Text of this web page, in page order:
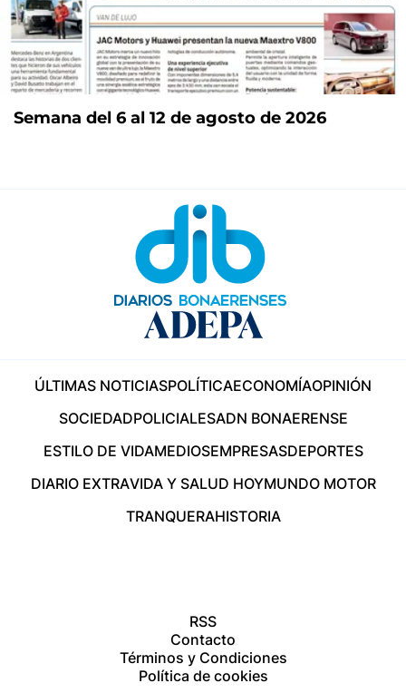
Semana del 6 al 12 de agosto de 2026
ÚLTIMAS NOTICIASPOLÍTICAECONOMÍAOPINIÓN
SOCIEDADPOLICIALESADN BONAERENSE
ESTILO DE VIDAMEDIOSEMPRESASDEPORTES
DIARIO EXTRAVIDA Y SALUD HOYMUNDO MOTOR
TRANQUERAHISTORIA
RSS
Contacto
Términos y Condiciones
Política de cookies